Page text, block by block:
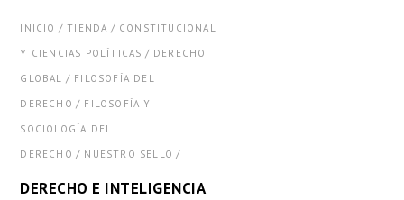
INICIO /TIENDA / CONSTITUCIONAL
Y CIENCIAS POLÍTICAS / DERECHO
GLOBAL
/ FILOSOFÍA DEL
DERECHO / FILOSOFÍA Y
SOCIOLOGÍA DEL
DERECHO / NUESTRO SELLO /
DERECHO E INTELIGENCIA